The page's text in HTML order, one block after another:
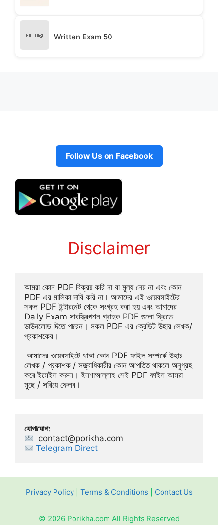
Written Exam 50
Follow Us on Facebook
Disclaimer
আমরা কোন PDF বিক্রয় করি না বা মূল্য নেয় না এবং কোন
PDF এর মালিকা দাবি করি না। আমাদের এই ওয়েবসাইটের
সকল PDF ইন্টারনেট থেকে সংগ্রহ করা হয় এবং আমাদের
Daily Exam সাবস্ক্রিপশন গ্রাহক PDF গুলো ফ্রিতে
ডাউনলোড দিতে পারেন। সকল PDF এর ক্রেডিট উহার লেখক/
প্রকাশকের।
লেখক / প্রকাশক / সত্ত্বাধিকারীর কোন আপত্তি থাকলে অনুগ্রহ
করে ইমেইল করুন। ইনশাআল্লাহ সেই PDF ফাইল আমরা
মুছে / সরিয়ে ফেলব।
যোগাযোগ:
contact@porikha.com
Telegram Direct
Privacy Policy| Terms & Conditions Contact Us
© 2026 Porikha.com All Rights Reserved